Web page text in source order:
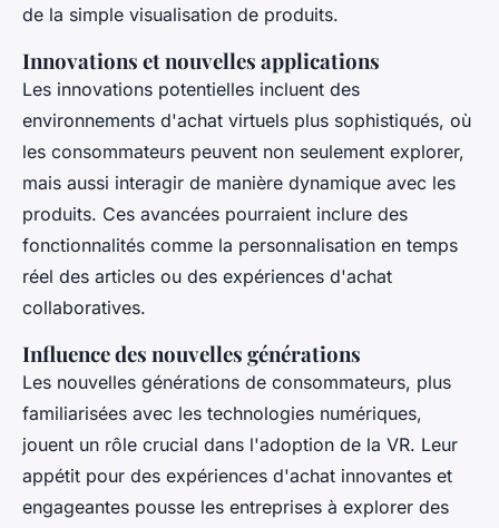
de la simple visualisation de produits.
Innovations et nouvelles applications
Les innovations potentielles incluent des
environnements d'achat virtuels plus sophistiqués, où
les consommateurs peuvent non seulement explorer,
mais aussi interagir de manière dynamique avec les
produits. Ces avancées pourraient inclure des
fonctionnalités comme la personnalisation en temps
réel des articles ou des expériences d'achat
collaboratives.
Influence des nouvelles générations
Les nouvelles générations de consommateurs, plus
familiarisées avec les technologies numériques,
jouent un rôle crucial dans l'adoption de la VR. Leur
appétit pour des expériences d'achat innovantes et
engageantes pousse les entreprises à explorer des